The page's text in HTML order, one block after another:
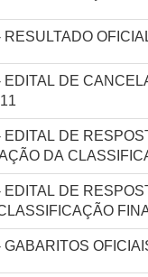
RESULTADO
EDITAL DE
EDITAL DE
DA
EDITAL DE
GABARITOS